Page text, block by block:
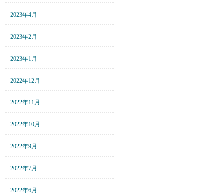
2023年4月
2023年2月
2023年1月
2022年12月
2022年11月
2022年10月
2022年9月
2022年7月
2022年6月